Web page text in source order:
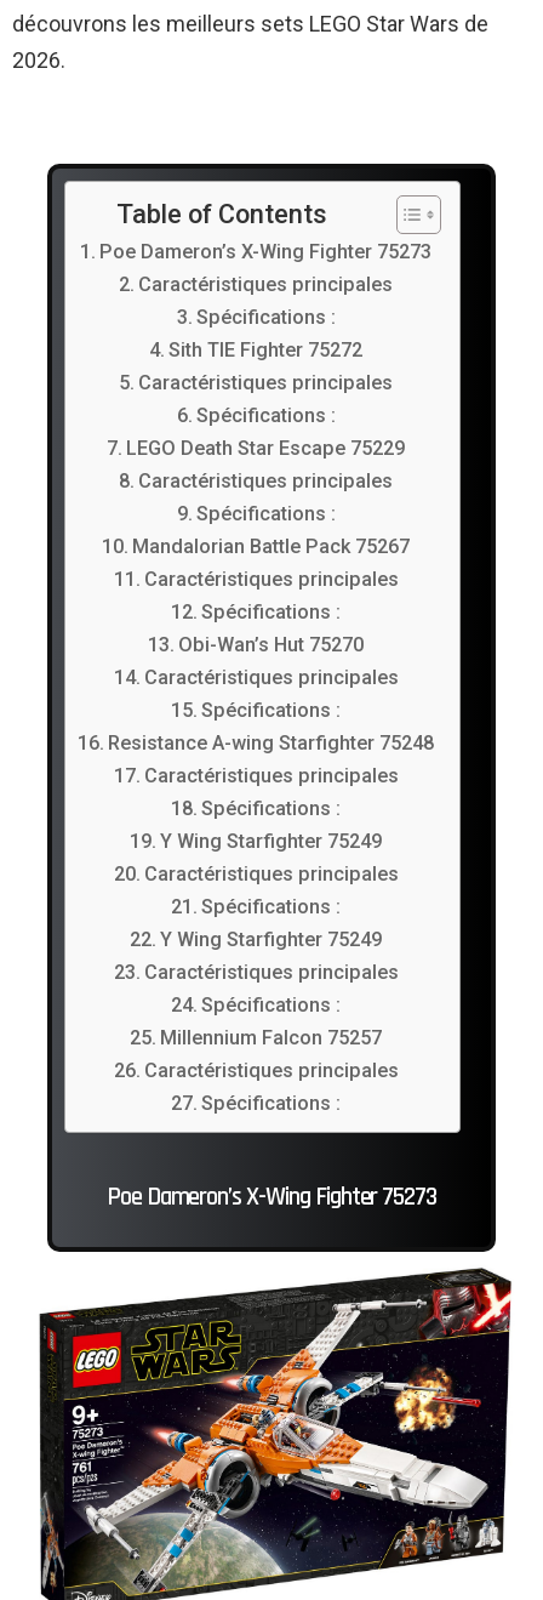
découvrons les meilleurs sets LEGO Star Wars de
2026.
Table of Contents
Poe Dameron’s X-Wing Fighter 75273
Caractéristiques principales
Spécifications :
Sith TIE Fighter 75272
Caractéristiques principales
Spécifications :
LEGO Death Star Escape 75229
Caractéristiques principales
Spécifications :
Mandalorian Battle Pack 75267
Caractéristiques principales
Spécifications :
Obi-Wan’s Hut 75270
Caractéristiques principales
Spécifications :
Resistance A-wing Starfighter 75248
Caractéristiques principales
Spécifications :
Y Wing Starfighter 75249
Caractéristiques principales
Spécifications :
Y Wing Starfighter 75249
Caractéristiques principales
Spécifications :
Millennium Falcon 75257
Caractéristiques principales
Spécifications :
Poe Dameron’s X-Wing Fighter 75273